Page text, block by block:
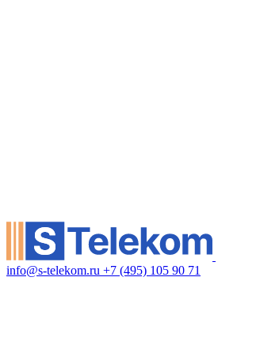
info@s-telekom.ru +7 (495) 105 90 71